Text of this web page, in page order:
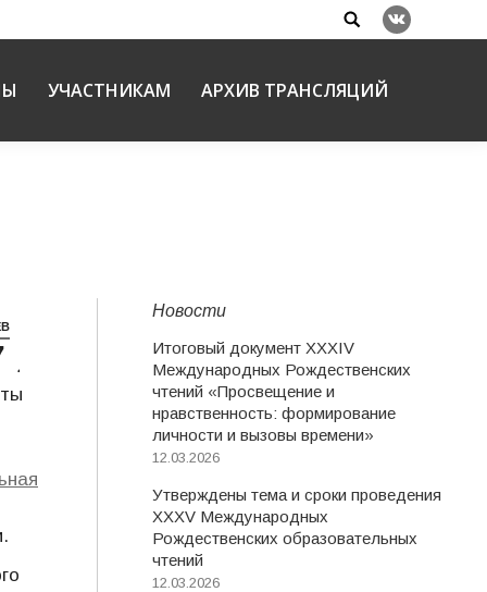
Search:
Вконтакте
УЧАСТНИКАМ АРХИВ ТРАНСЛЯЦИЙ
Новости
Итоговый документ XXХIV
Международных Рождественских
чтений «Просвещение и
нравственность: формирование
личности и вызовы времени»
12.03.2026
Утверждены тема и сроки проведения
XXXV Международных
Рождественских образовательных
чтений
12.03.2026